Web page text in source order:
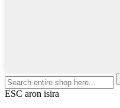
ESC aron isira